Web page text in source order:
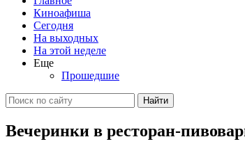
Киноафиша
Сегодня
На выходных
На этой неделе
Еще
Прошедшие
Найти
Вечеринки в ресторан-